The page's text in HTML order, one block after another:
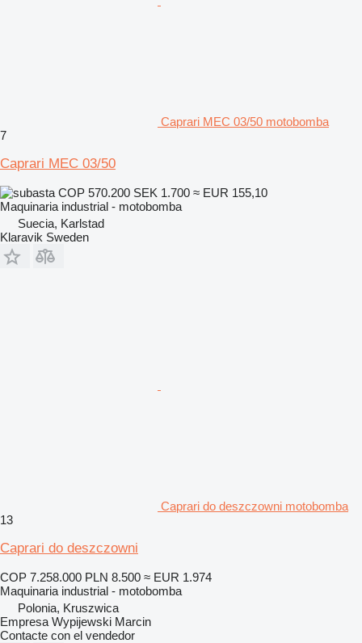
Caprari MEC 03/50 motobomba
7
Caprari MEC 03/50
COP 570.200 SEK 1.700 ≈ EUR 155,10
Maquinaria industrial - motobomba
Suecia, Karlstad
Klaravik Sweden
Caprari do deszczowni motobomba
13
Caprari do deszczowni
COP 7.258.000 PLN 8.500 ≈ EUR 1.974
Maquinaria industrial - motobomba
Polonia, Kruszwica
Empresa Wypijewski Marcin
Contacte con el vendedor